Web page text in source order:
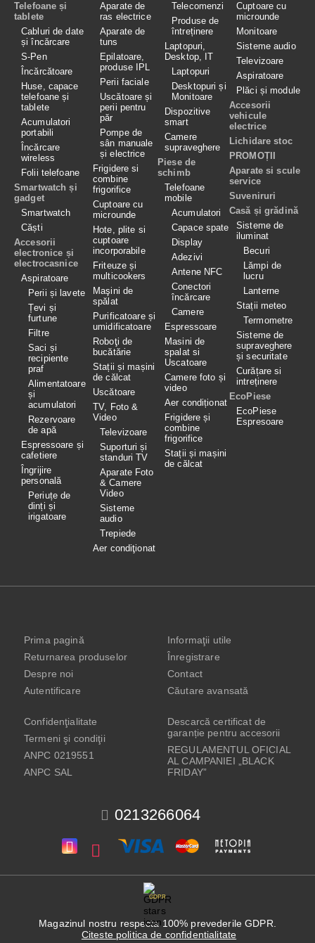
Telefoane și
tablete
Cabluri de date
și încărcare
S-Pen
Încărcătoare
Huse, capace
telefoane și
tablete
Acumulatori
portabili
Încărcare
wireless
Folii telefoane
Smartwatch și
gadget
Smartwatch
Căști
Accesorii
electronice și
electrocasnice
Aspiratoare
Perii și lavete
Țevi și
furtune
Filtre
Saci și
recipiente
praf
Alimentatoare
și
acumulatori
Rezervoare
de apă
Espressoare și
cafetiere
Îngrijire
personală
Periuțe de
dinți și
irigatoare
Aparate de
ras electrice
Aparate de
tuns
Epilatoare,
produse IPL
Perii faciale
Uscătoare și
perii pentru
păr
Pompe de
sân manuale
și electrice
Frigidere si
combine
frigorifice
Cuptoare cu
microunde
Hote, plite si
cuptoare
incorporabile
Friteuze și
multicookers
Maşini de
spălat
Purificatoare și
umidificatoare
Roboţi de
bucătărie
Stații și mașini
de călcat
Uscătoare
TV, Foto &
Video
Televizoare
Suporturi și
standuri TV
Aparate Foto
& Camere
Video
Sisteme
audio
Trepiede
Aer condiţionat
Telecomenzi
Produse de
întreținere
Laptopuri,
Desktop, IT
Laptopuri
Desktopuri și
Monitoare
Dispozitive
smart
Camere
supraveghere
Piese de
schimb
Telefoane
mobile
Acumulatori
Capace spate
Display
Adezivi
Antene NFC
Conectori
încărcare
Camere
Espressoare
Masini de
spalat si
Uscatoare
Camere foto și
video
Aer condiționat
Frigidere și
combine
frigorifice
Stații și mașini
de călcat
Cuptoare cu
microunde
Monitoare
Sisteme audio
Televizoare
Aspiratoare
Plăci și module
Accesorii
vehicule
electrice
Lichidare stoc
PROMOȚII
Aparate si scule
service
Suveniruri
Casă și grădină
Sisteme de
iluminat
Becuri
Lămpi de
lucru
Lanterne
Stații meteo
Termometre
Sisteme de
supraveghere
și securitate
Curățare si
intreținere
EcoPiese
EcoPiese
Espresoare
0213266064
Prima pagină
Returnarea produselor
Despre noi
Autentificare
Informaţii utile
Înregistrare
Contact
Căutare avansată
Confidenţialitate
Termeni şi condiţii
ANPC 0219551
ANPC SAL
Descarcă certificat de
garanție pentru accesorii
REGULAMENTUL OFICIAL
AL CAMPANIEI „BLACK
FRIDAY”
GDPR
Magazinul nostru respecta 100% prevederile GDPR.
Citeste politica de confidentialitate